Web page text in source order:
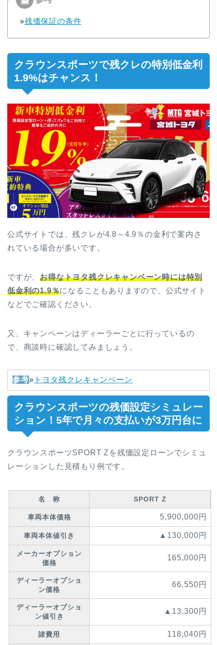
»残価保証の条件
クラウンスポーツで残クレの特別低金利
1.9%はチャンス！
公式サイトでは、残クレが4.8～4.9％の金利で案内さ
れている場合が多いです。
ですが、お得なトヨタ残クレキャンペーン時には特別
低金利の1.9％になることもありますので、公式サイト
などでご確認ください。
又、キャンペーンはディーラーごとに行っているの
で、商談時に確認してみましょう。
参考» トヨタ残クレキャンペーン
クラウンスポーツの残価設定シミュレー
ション ！5年で月々の支払いが3万円台に
クラウンスポーツSPORT Zを残価設定ローンでシミュ
レーションした見積もり例です。
名 称 SPORT Z
車両本体価格 5,900,000円
車両本体値引き ▲130,000円
メーカーオプション
価格
165,000円
ディーラーオプショ
ン価格
66,550円
ディーラーオプショ
ン値引き
▲13,300円
諸費用 118,040円